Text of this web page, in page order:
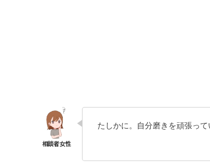
たしかに。自分磨きを頑張っ